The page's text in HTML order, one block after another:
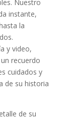
Nuestro
instante,
la
y video,
recuerdo
cuidados y
de su historia
de su